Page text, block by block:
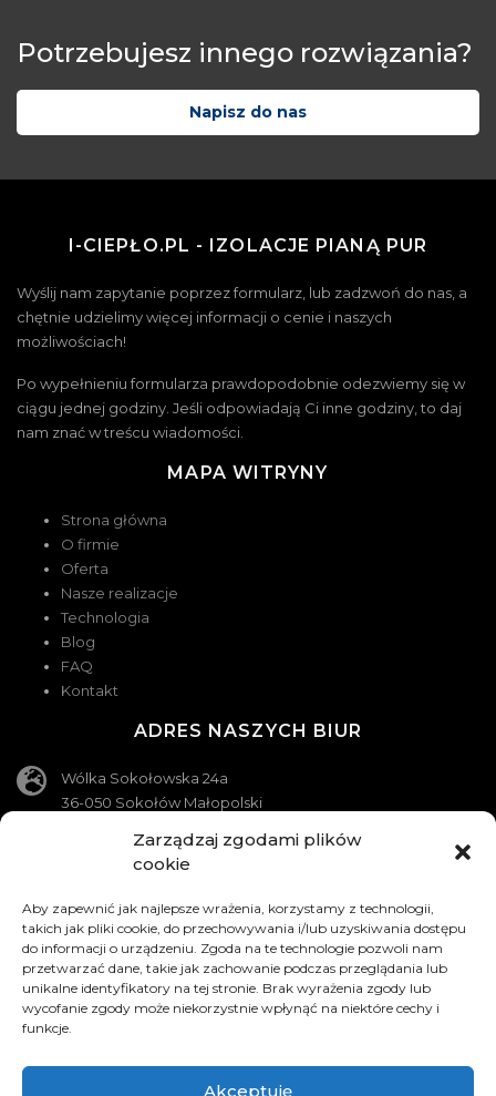
Zarządzaj zgodami plików
cookie
Aby zapewnić jak najlepsze wrażenia, korzystamy z technologii,
takich jak pliki cookie, do przechowywania i/lub uzyskiwania dostępu
do informacji o urządzeniu. Zgoda na te technologie pozwoli nam
przetwarzać dane, takie jak zachowanie podczas przeglądania lub
unikalne identyfikatory na tej stronie. Brak wyrażenia zgody lub
wycofanie zgody może niekorzystnie wpłynąć na niektóre cechy i
funkcje.
Akceptuję
Potrzebujesz innego rozwiązania?
Napisz do nas
I-CIEPŁO.PL - IZOLACJE PIANĄ PUR
Wyślij nam zapytanie poprzez formularz, lub zadzwoń do nas, a
chętnie udzielimy więcej informacji o cenie i naszych
możliwościach!
Po wypełnieniu formularza prawdopodobnie odezwiemy się w
ciągu jednej godziny. Jeśli odpowiadają Ci inne godziny, to daj
nam znać w treścu wiadomości.
MAPA WITRYNY
Strona główna
O firmie
Oferta
Nasze realizacje
Technologia
Blog
FAQ
Kontakt
ADRES NASZYCH BIUR
Wólka Sokołowska 24a
36-050 Sokołów Małopolski
Wola Zarczycka 94a
37-311 Wola Zarczycka
KONTAKT
Telefon
790 710 230
Telefon